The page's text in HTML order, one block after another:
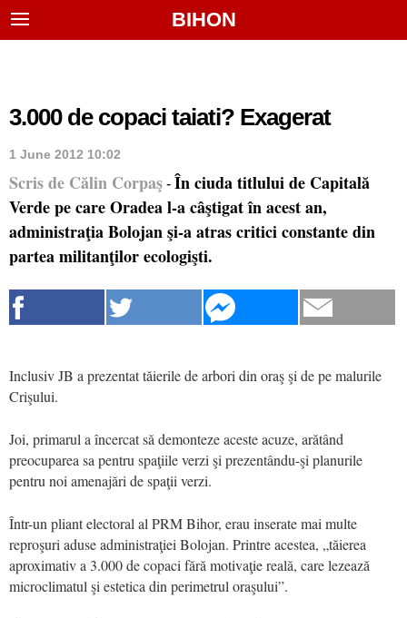
BIHON
3.000 de copaci taiati? Exagerat
1 June 2012 10:02
Scris de Călin Corpaş - În ciuda titlului de Capitală
Verde pe care Oradea l-a câştigat în acest an,
administraţia Bolojan şi-a atras critici constante din
partea militanţilor ecologişti.
Inclusiv JB a prezentat tăierile de arbori din oraş şi de pe malurile
Crişului.
Joi, primarul a încercat să demonteze aceste acuze, arătând
preocuparea sa pentru spaţiile verzi şi prezentându-şi planurile
pentru noi amenajări de spaţii verzi.
Într-un pliant electoral al PRM Bihor, erau inserate mai multe
reproşuri aduse administraţiei Bolojan. Printre acestea, „tăierea
aproximativ a 3.000 de copaci fără motivaţie reală, care lezează
microclimatul şi estetica din perimetrul oraşului”.